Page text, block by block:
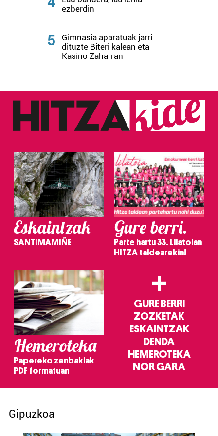
zerbitzuak hobetzeko asmoz, cookie teknologiaz
baliatzen gara. Ohar hau onartuz gero, teknologia hori
ezberdin
5
Gimnasia aparatuak jarri
dituzte Biteri kalean eta
Kasino Zaharran
Eskaintzak
SANTIMAMIÑE
Gure berri.
Parte hartu 33. Lilatoian
HITZA taldearekin!
Hemeroteka
Papereko zenbakiak
PDF formatuan
+
GURE BERRI
ZOZKETAK
ESKAINTZAK
DENDA
HEMEROTEKA
NOR GARA
Gipuzkoa